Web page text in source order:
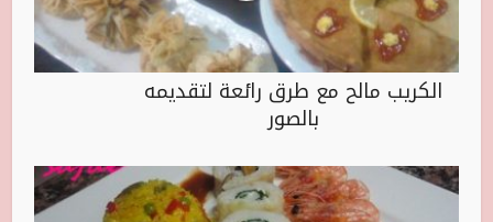
الكريب مالح مع طرق رائعة لتقديمه
بالصور